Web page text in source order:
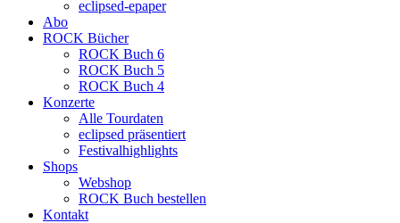
eclipsed-epaper
Abo
ROCK Bücher
ROCK Buch 6
ROCK Buch 5
ROCK Buch 4
Konzerte
Alle Tourdaten
eclipsed präsentiert
Festivalhighlights
Shops
Webshop
ROCK Buch bestellen
Kontakt